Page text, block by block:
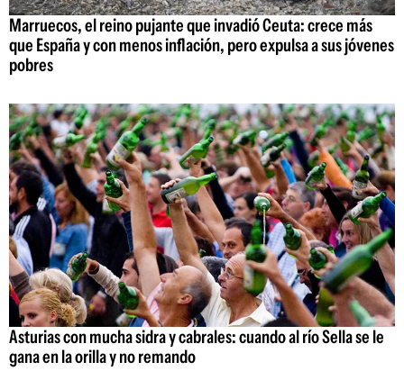
Marruecos, el reino pujante que invadió Ceuta: crece más
que España y con menos inflación, pero expulsa a sus jóvenes
pobres
Asturias con mucha sidra y cabrales: cuando al río Sella se le
gana en la orilla y no remando